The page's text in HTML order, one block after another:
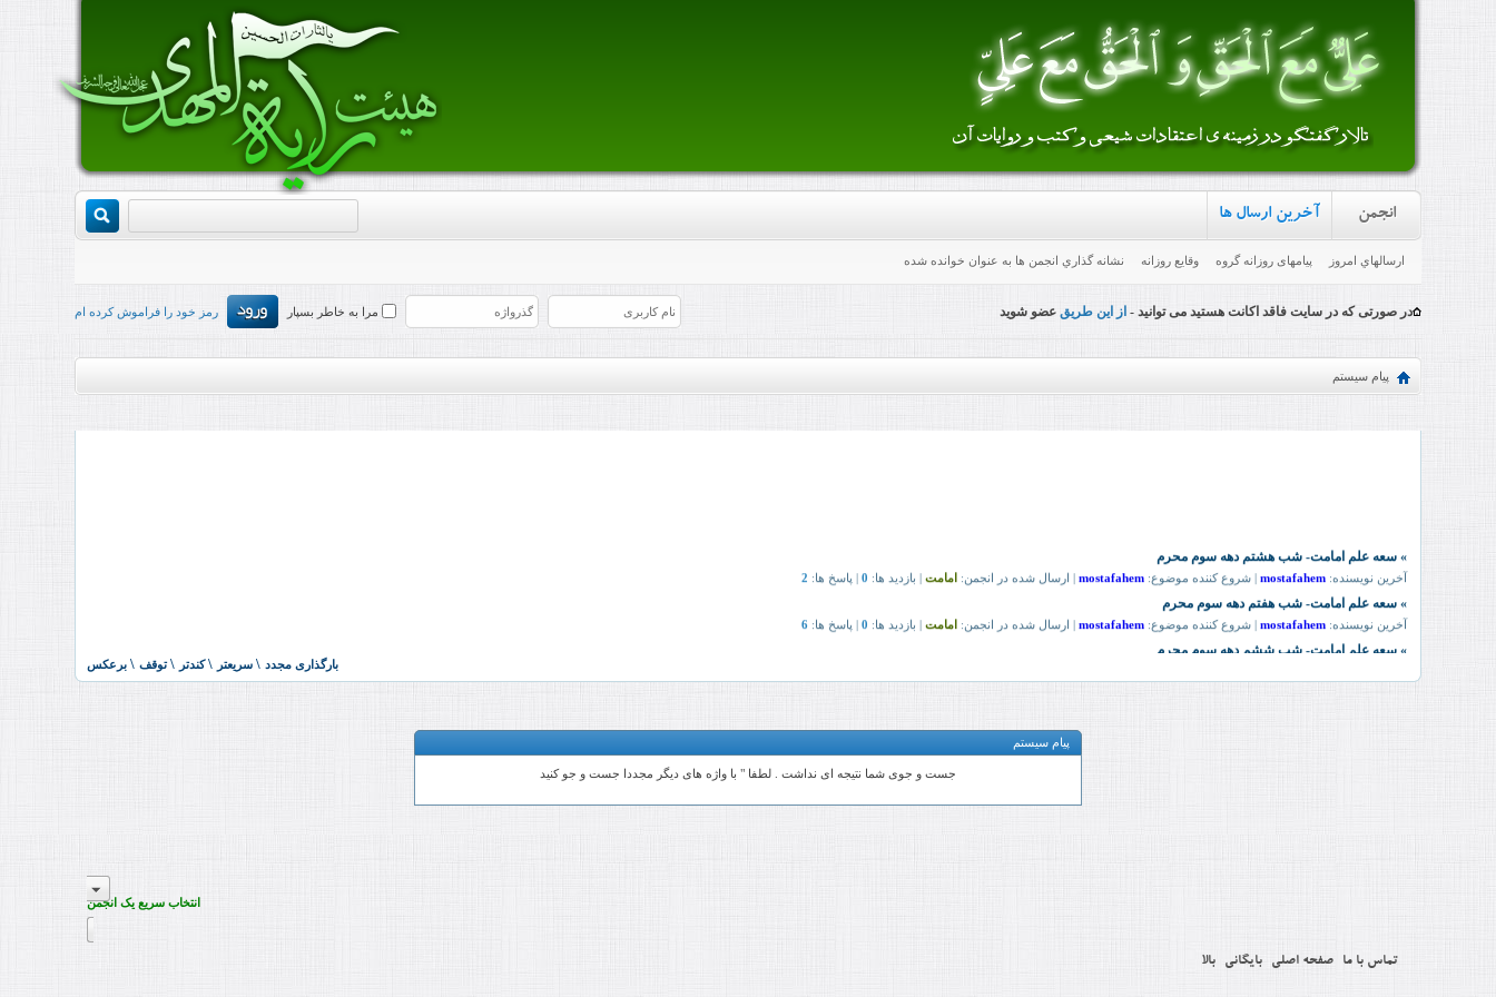
انجمن آخرین ارسال ها
ارسالهاي امروز پیامهای روزانه گروه وقایع روزانه نشانه گذاري انجمن ها به عنوان خوانده شده
در صورتی که در سایت فاقد اکانت هستید می توانید - از این طریقعضو شوید مرا به خاطر بسپار رمز خود را فراموش کرده ام
پیام سیستم
پیام سیستم
جست و جوی شما نتیجه ای نداشت . لطفا " با واژه های دیگر مجددا جست و جو کنید
انتخاب سریع یک انجمن
تماس با ما صفحه اصلی بایگانی بالا